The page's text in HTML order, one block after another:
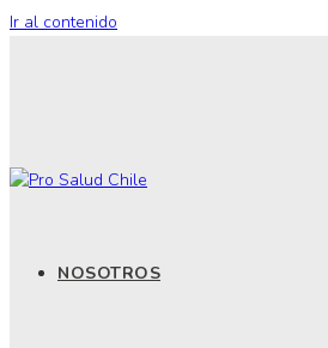
Ir al contenido
NOSOTROS